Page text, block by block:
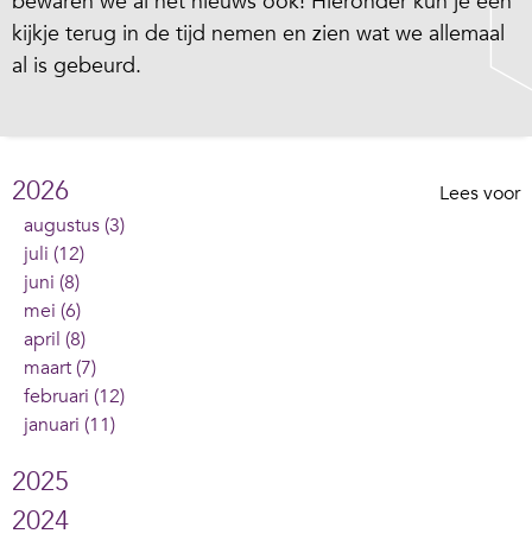
kijkje terug in de tijd nemen en zien wat we allemaal
al is gebeurd.
Lees voor
2026
augustus (3)
juli (12)
juni (8)
mei (6)
april (8)
maart (7)
februari (12)
januari (11)
2025
2024